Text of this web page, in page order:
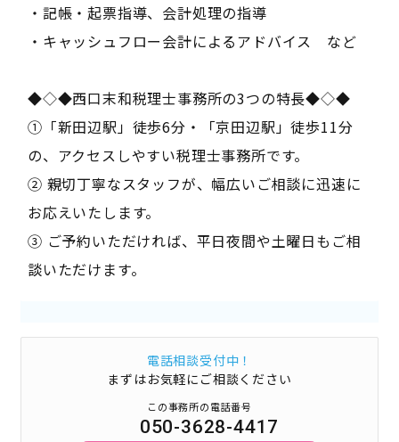
・記帳・起票指導、会計処理の指導
・キャッシュフロー会計によるアドバイス など
◆◇◆西口末和税理士事務所の3つの特長◆◇◆
①「新田辺駅」徒歩6分・「京田辺駅」徒歩11分
の、アクセスしやすい税理士事務所です。
② 親切丁寧なスタッフが、幅広いご相談に迅速に
お応えいたします。
③ ご予約いただければ、平日夜間や土曜日もご相
談いただけます。
電話相談受付中！
まずはお気軽にご相談ください
この事務所の電話番号
050-3628-4417